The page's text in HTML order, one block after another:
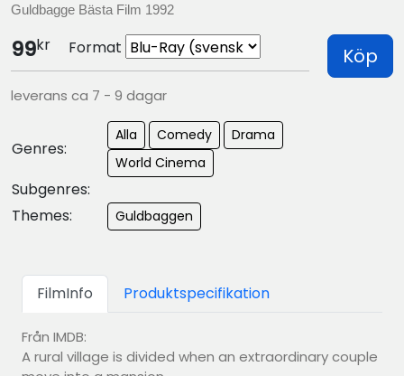
Guldbagge Bästa Film 1992
99kr Format Köp
leverans ca 7 - 9 dagar
Genres:
Alla Comedy
Drama
World Cinema
Subgenres:
Themes:
Guldbaggen
FilmInfo Produktspecifikation
Från IMDB:
A rural village is divided when an extraordinary couple